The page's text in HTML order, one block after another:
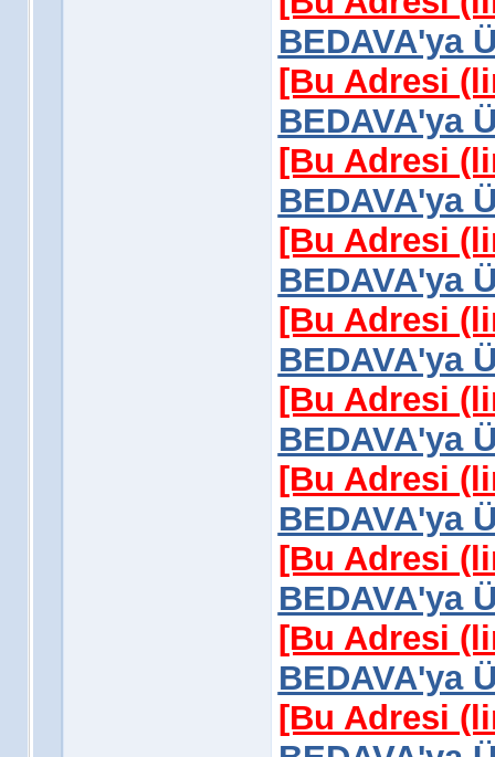
BEDAVA'ya
[Bu Adresi
BEDAVA'ya
[Bu Adresi
BEDAVA'ya
[Bu Adresi
BEDAVA'ya
[Bu Adresi
BEDAVA'ya
[Bu Adresi
BEDAVA'ya
[Bu Adresi
BEDAVA'ya
[Bu Adresi
BEDAVA'ya
[Bu Adresi
BEDAVA'ya
[Bu Adresi